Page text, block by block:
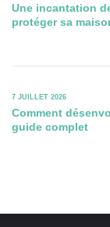
Une incantation
protéger sa
7 JUILLET 2026
Comment
guide complet